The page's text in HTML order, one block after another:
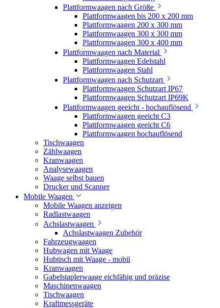
Plattformwaagen nach Größe
Plattformwaagen bis 200 x 200 mm
Plattformwaagen 200 x 300 mm
Plattformwaagen 300 x 300 mm
Plattformwaagen 300 x 400 mm
Plattformwaagen nach Material
Plattformwaagen Edelstahl
Plattformwaagen Stahl
Plattformwaagen nach Schutzart
Plattformwaagen Schutzart IP67
Plattformwaagen Schutzart IP69K
Plattformwaagen geeicht - hochauflösend
Plattformwaagen geeicht C3
Plattformwaagen geeicht C6
Plattformwaagen hochauflösend
Tischwaagen
Zählwaagen
Kranwaagen
Analysewaagen
Waage selbst bauen
Drucker und Scanner
Mobile Waagen
Mobile Waagen anzeigen
Radlastwaagen
Achslastwaagen
Achslastwaagen Zubehör
Fahrzeugwaagen
Hubwagen mit Waage
Hubtisch mit Waage - mobil
Kranwaagen
Gabelstaplerwaage eichfähig und präzise
Maschinenwaagen
Tischwaagen
Kraftmessgeräte